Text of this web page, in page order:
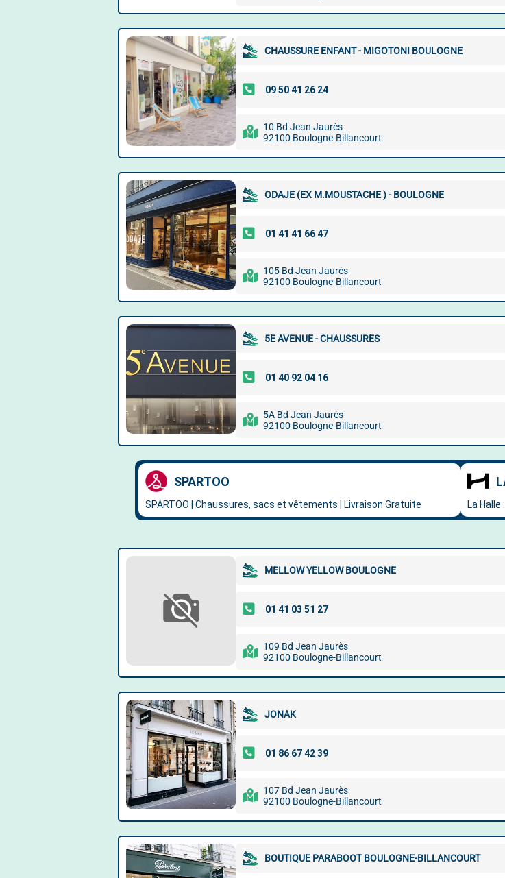
CHAUSSURE ENFANT - MIGOTONI BOULOGNE
10 Bd Jean Jaurès
92100 Boulogne-Billancourt
ODAJE (EX M.MOUSTACHE ) - BOULOGNE
105 Bd Jean Jaurès
92100 Boulogne-Billancourt
5E AVENUE - CHAUSSURES
5A Bd Jean Jaurès
92100 Boulogne-Billancourt
MELLOW YELLOW BOULOGNE
109 Bd Jean Jaurès
92100 Boulogne-Billancourt
JONAK
107 Bd Jean Jaurès
92100 Boulogne-Billancourt
BOUTIQUE PARABOOT BOULOGNE-BILLANCOURT